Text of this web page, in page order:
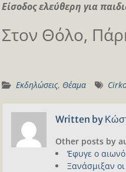
Είσοδος ελεύθερη για
Στον Θόλο,
Εκδηλώσεις, Θέαμα
Written by
Other posts by
Έφυγε ο
Ξανάσμιξαν